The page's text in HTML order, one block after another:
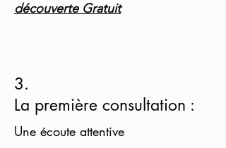
découverte Gratuit
3.
La première consultation :
Une écoute attentive